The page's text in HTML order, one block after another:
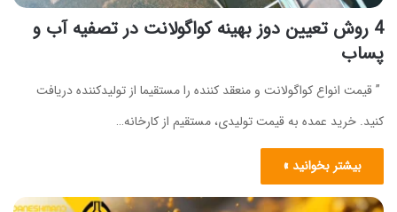
4 روش‌ تعیین دوز بهینه کواگولانت در تصفیه آب و
پساب
” قیمت انواع کواگولانت و منعقد کننده را مستقیما از تولیدکننده دریافت
کنید. خرید عمده به قیمت تولیدی، مستقیم از کارخانه…
بیشتر بخوانید »